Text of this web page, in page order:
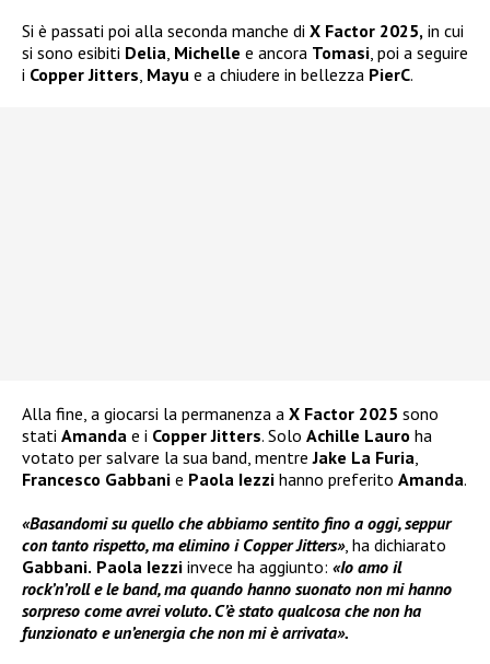
Si è passati poi alla seconda manche di X Factor 2025, in cui
si sono esibiti Delia, Michelle e ancora Tomasi, poi a seguire
i Copper Jitters, Mayu e a chiudere in bellezza PierC.
Alla fine, a giocarsi la permanenza a X Factor 2025 sono
stati Amanda e i Copper Jitters. Solo Achille Lauro ha
votato per salvare la sua band, mentreJake La Furia,
Francesco Gabbani e Paola Iezzi hanno preferito Amanda.
«Basandomi su quello che abbiamo sentito fino a oggi, seppur
con tanto rispetto, ma elimino i Copper Jitters», ha dichiarato
Gabbani. Paola Iezzi invece ha aggiunto: «Io amo il
rock’n’roll e le band, ma quando hanno suonato non mi hanno
sorpreso come avrei voluto. C’è stato qualcosa che non ha
funzionato e un’energia che non mi è arrivata».